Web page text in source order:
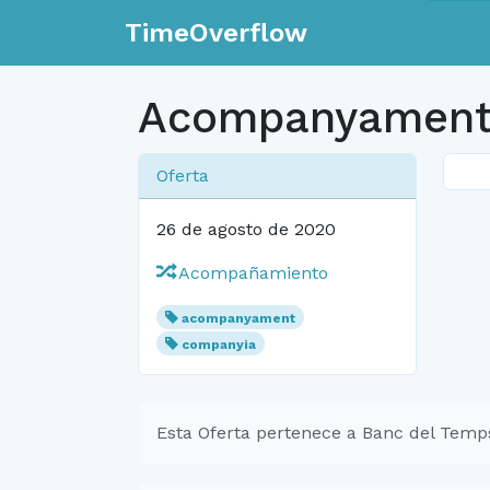
TimeOverflow
Oferta
26 de agosto de 2020
Acompañamiento
acompanyament
companyia
Esta Oferta pertenece a Banc del